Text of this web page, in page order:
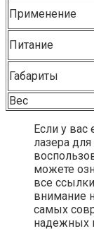
Применение
Питание
Габариты
Вес
Если у
лазера
можете
все
внимание
самых
надежных